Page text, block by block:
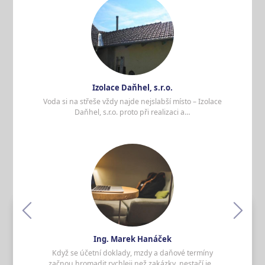
Izolace Daňhel, s.r.o.
Voda si na střeše vždy najde nejslabší místo – Izolace
Daňhel, s.r.o. proto při realizaci a…
spádování, hydroizolace a
klempířské detaily rozhodují, kam
zmizí déšť
Voda si na střeše vždy najde nejslabší místo –
Izolace Daňhel, s.r.o. proto při realizaci a
rekonstrukci plochých střech nesází pouze
na…
Číst více
Ing. Marek Hanáček
Když se účetní doklady, mzdy a daňové termíny
Daně nejsou místo pro odhad:
Ing. Marek Hanáček mění
účetnictví v systém, o který se
podnikání může opřít
Když se účetní doklady, mzdy a daňové
termíny začnou hromadit rychleji než zakázky,
nestačí je pouze „nějak zpracovat“ –
certifikovaný daňový poradce…